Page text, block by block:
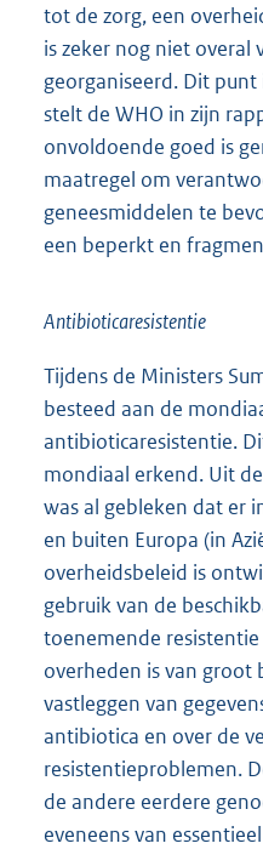
tot de zorg, een
is zeker nog niet overal
georganiseerd. Dit
stelt de WHO in zijn
onvoldoende goed is
maatregel om
geneesmiddelen te
een beperkt en
Antibioticaresistentie
Tijdens de Ministers
besteed aan de
antibioticaresistentie.
mondiaal erkend. Uit
was al gebleken dat er
en buiten Europa (in
overheidsbeleid is
gebruik van de
toenemende
overheden is van
vastleggen van
antibiotica en over de
resistentieproblemen.
de andere eerdere
eveneens van